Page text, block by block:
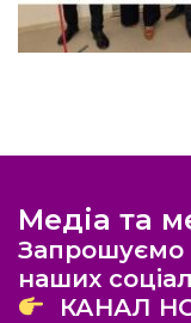
Медіа та
Запрошуємо
наших
КАНАЛ